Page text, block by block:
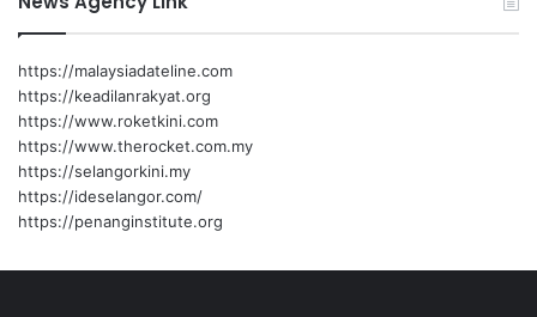
s
e
o
l
a
h
p
e
r
https://malaysiadateline.com
https://keadilanrakyat.org
https://www.roketkini.com
https://www.therocket.com.my
https://selangorkini.my
https://ideselangor.com/
https://penanginstitute.org